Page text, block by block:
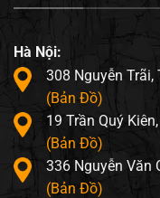
Hà Nội:
308 Nguyễn Trãi,
(Bản Đồ)
19 Trần Quý
(Bản Đồ)
336 Nguyễn Văn
(Bản Đồ)